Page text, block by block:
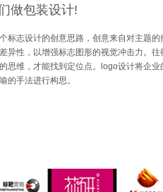
做包装设计!
标志设计的创意思路，创意来自对主题
异性，以增强标志图形的视觉冲击力。
思维，才能找到定位点。logo设计将企
的手法进行构思。